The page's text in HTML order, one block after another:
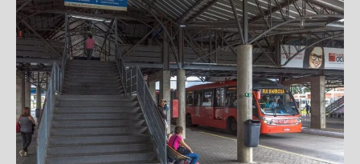
Isenções Tarifárias
Perguntas Frequentes
Wi-Fi Grátis
Bloqueio do Cartão
Alteração em Linhas
Legislação
Notícias
Vídeos
WhatsApp
Telefone
Tutoriais
Autoatendimento